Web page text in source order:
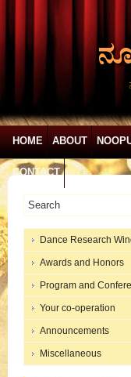
HOME ABOUT
CONTACT
Dance Research
Awards and Honors
Program and
Your co-operation
Announcements
Miscellaneous